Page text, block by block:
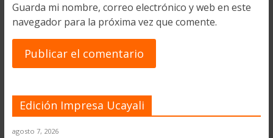
Guarda mi nombre, correo electrónico y web en este
navegador para la próxima vez que comente.
Edición Impresa Ucayali
agosto 7, 2026